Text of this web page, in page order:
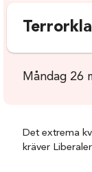
Måndag 26
Det extrema
kräver